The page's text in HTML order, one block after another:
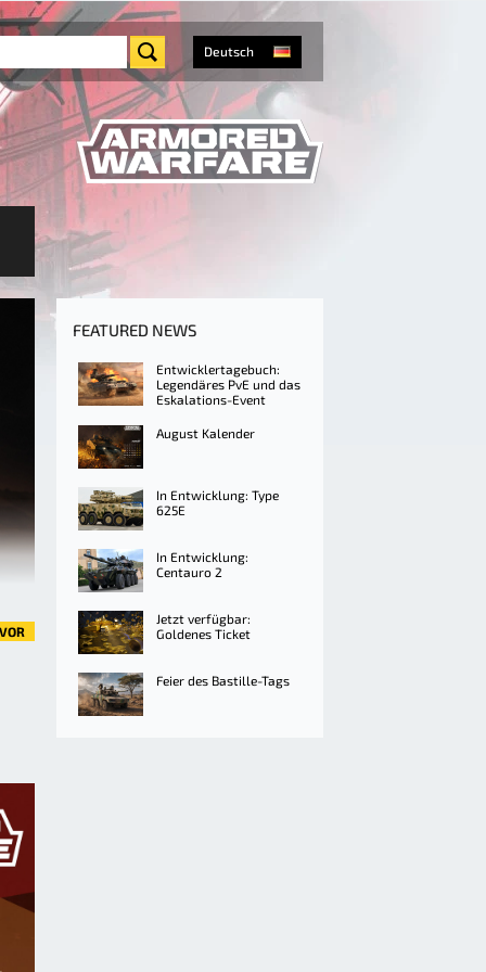
Deutsch
VOR
FEATURED NEWS
Entwicklertagebuch:
Legendäres PvE und das
Eskalations-Event
August Kalender
In Entwicklung: Type
625E
In Entwicklung:
Centauro 2
Jetzt verfügbar:
Goldenes Ticket
Feier des Bastille-Tags